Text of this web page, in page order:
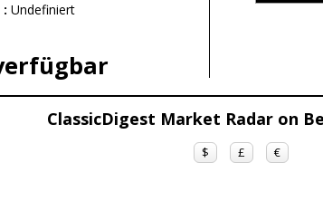
Undefiniert
ClassicDigest Market Radar on
$ £ €